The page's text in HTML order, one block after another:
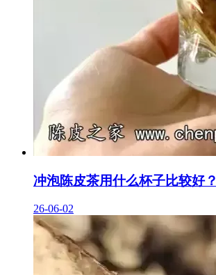
冲泡陈皮茶用什么杯子比较好？
26-06-02